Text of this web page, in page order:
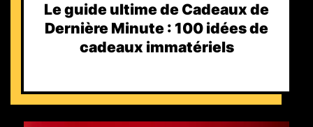
Le guide ultime de Cadeaux de
Dernière Minute : 100 idées de
cadeaux immatériels